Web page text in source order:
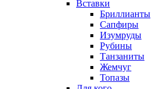
Вставки
Бриллианты
Сапфиры
Изумруды
Рубины
Танзаниты
Жемчуг
Топазы